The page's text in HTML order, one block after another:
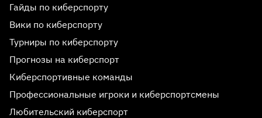
Гайды по киберспорту
Вики по киберспорту
Турниры по киберспорту
Прогнозы на киберспорт
Киберспортивные команды
Профессиональные игроки и киберспортсмены
Любительский киберспорт